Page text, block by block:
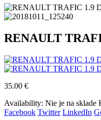
RENAULT
35.00 €
Availability: Nie je na sklade
Facebook Twitter LinkedIn